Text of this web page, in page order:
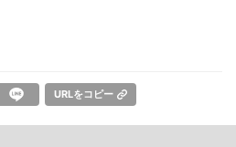
URLをコピー